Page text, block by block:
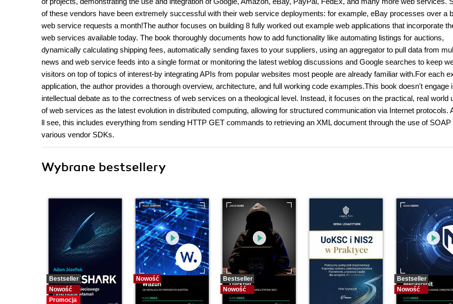
of these vendors have been extremely successful with their web service deployments: for example, eBay processes over a
web service requests a month!The author focuses on building 8 fully worked out example web applications that incorporate
web services available today. The book thoroughly documents how to add functionality like automating listings for auctions,
dynamically calculating shipping fees, automatically sending faxes to your suppliers, using an aggregator to pull data from
news and web service feeds into a single format or monitoring the latest weblog discussions and Google searches to keep
visitors on top of topics of interest-by integrating APIs from popular websites most people are already familiar with.For each
application, the author provides a thorough overview, architecture, and full working code examples.This book doesn't engage
intellectual debate as to the correctness of web services on a theological level. Instead, it focuses on the practical, real world
of web services as the latest evolution in distributed computing, allowing for structured communication via Internet protocols.
ll see, this includes everything from sending HTTP GET commands to retrieving an XML document through the use of SOAP
various vendor SDKs.
Wybrane bestsellery
Bestseller
Nowość
Promocja
Nowość
Bestseller
Nowość
Bestseller
Nowość